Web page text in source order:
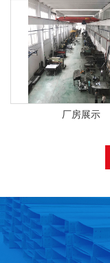
厂房展示